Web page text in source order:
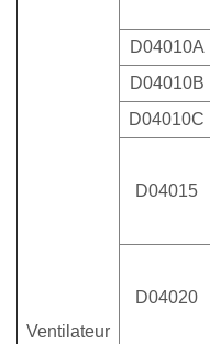
Ventilateur
D04010A
D04010B
D04010C
D04015
D04020